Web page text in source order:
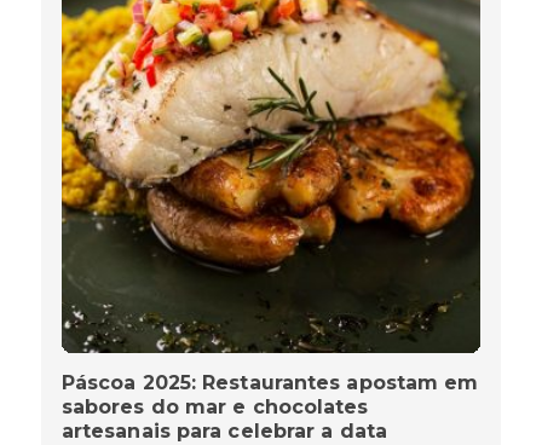
Páscoa 2025: Restaurantes apostam em
sabores do mar e chocolates
artesanais para celebrar a data